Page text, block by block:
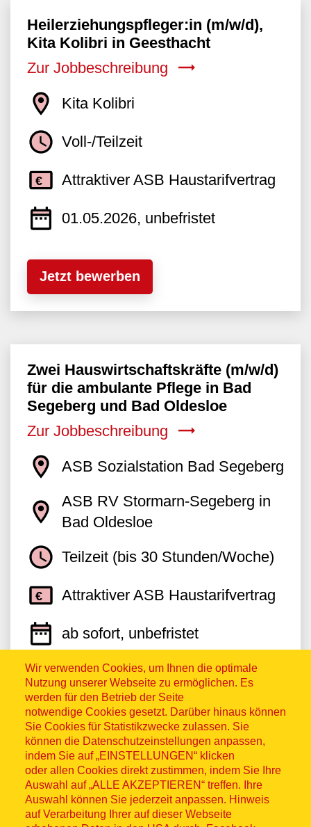
Heilerziehungspfleger:in (m/w/d),
Kita Kolibri in Geesthacht
Zur Jobbeschreibung
Kita Kolibri
Voll-/Teilzeit
Attraktiver ASB Haustarifvertrag
01.05.2026, unbefristet
Jetzt bewerben
Zwei Hauswirtschaftskräfte (m/w/d)
für die ambulante Pflege in Bad
Segeberg und Bad Oldesloe
Zur Jobbeschreibung
ASB Sozialstation Bad Segeberg
ASB RV Stormarn-Segeberg in
Bad Oldesloe
Teilzeit (bis 30 Stunden/Woche)
Attraktiver ASB Haustarifvertrag
ab sofort, unbefristet
Jetzt bewerben
Stellvertretende Pflegedienstleitung
(m/w/d) für die ambulante Pflege in
Bad Segeberg und Bad Oldesloe
Wir verwenden Cookies, um Ihnen die optimale
Nutzung unserer Webseite zu ermöglichen. Es
werden für den Betrieb der Seite
notwendige Cookies gesetzt. Darüber hinaus können
Sie Cookies für Statistikzwecke zulassen. Sie
können die Datenschutzeinstellungen anpassen,
indem Sie auf „EINSTELLUNGEN“ klicken
oder allen Cookies direkt zustimmen, indem Sie Ihre
Auswahl auf „ALLE AKZEPTIEREN“ treffen. Ihre
Auswahl können Sie jederzeit anpassen. Hinweis
auf Verarbeitung Ihrer auf dieser Webseite